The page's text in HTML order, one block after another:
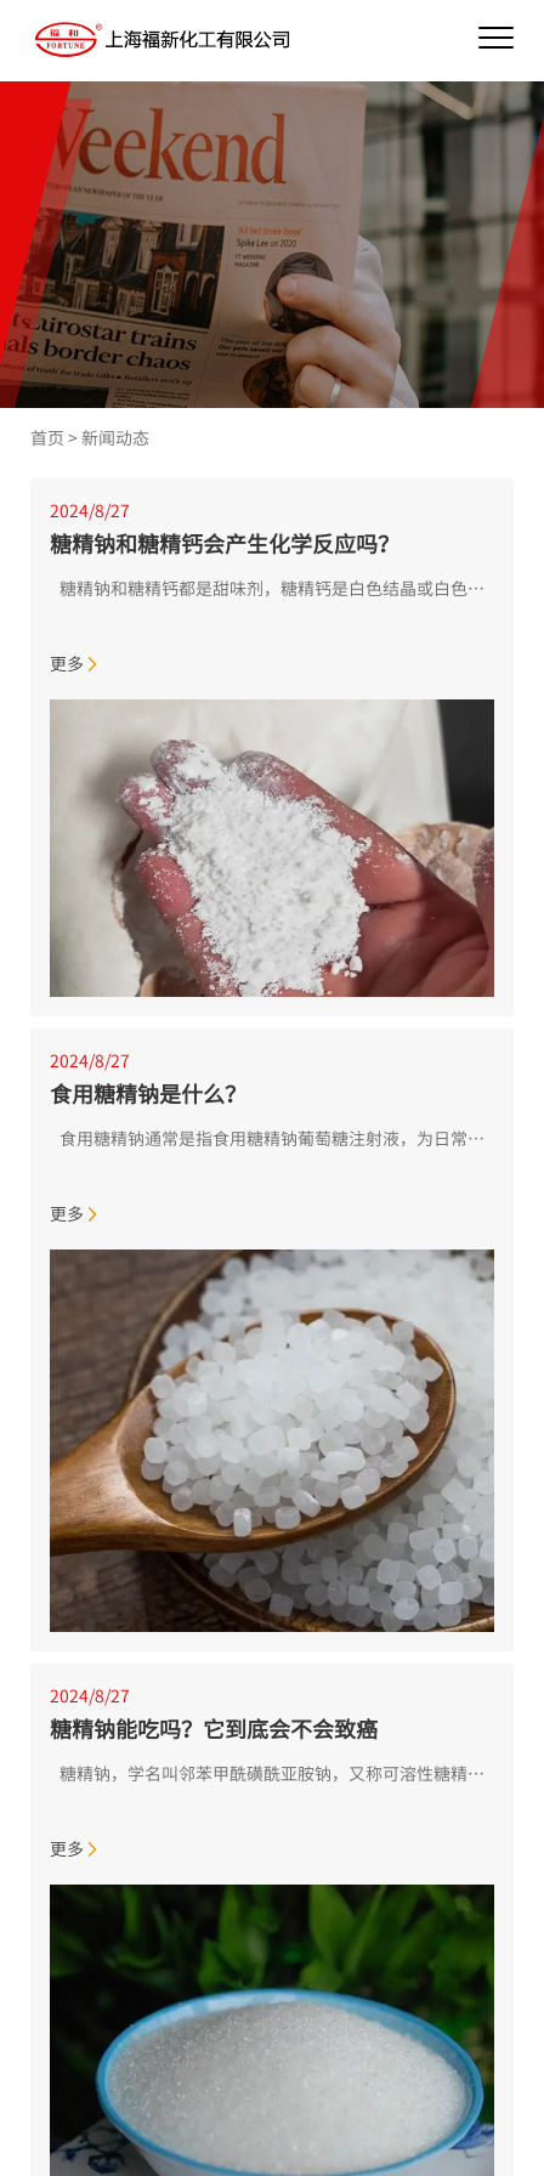
首页 > 新闻动态
2024/8/27
糖精钠和糖精钙会产生化学反应吗？
糖精钠和糖精钙都是甜味剂，糖精钙是白色结晶或白色结晶性粉末，无或略有香味。 甜味极强，其稀溶液的甜度约为蔗糖的500倍。糖精钠中的钠离子可以和钙离子发生离子交换反应，形成糖精钙。...
更多
2024/8/27
食用糖精钠是什么？
食用糖精钠通常是指食用糖精钠葡萄糖注射液，为日常生活中常用的食品添加剂，一般正常剂量范围在0.9%～5.0%。如果超过正常范围，就会对身体健康造成影响，可能会导致肥胖、血糖升高、骨质疏松等。...
更多
2024/8/27
糖精钠能吃吗？它到底会不会致癌
糖精钠，学名叫邻苯甲酰磺酰亚胺钠，又称可溶性糖精，是糖精的钠盐，呈白色粉末状，无臭或微有香气，味浓甜带苦。作为被最早发现的人工甜味剂，糖精是个极有故事的“角儿”。它的甜度约为蔗糖的500倍，一经问世即...
更多